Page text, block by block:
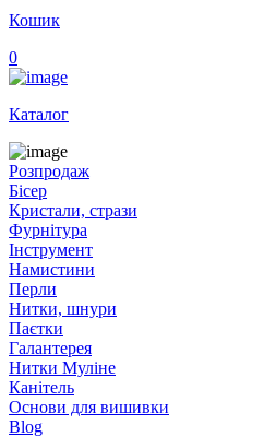
Кошик
0
Каталог
Розпродаж
Бісер
Кристали, стрази
Фурнітура
Інструмент
Намистини
Перли
Нитки, шнури
Паєтки
Галантерея
Нитки Муліне
Канітель
Основи для вишивки
Blog